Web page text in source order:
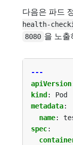
다음은 파드
health-
8080 을 노출
---
apiVersion
kind :
Pod
metadata:
name:
spec: